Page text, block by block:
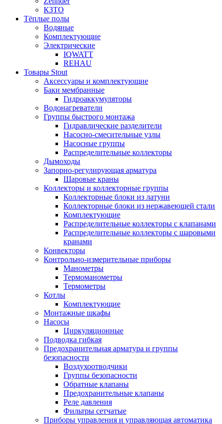
КЗТО
Тёплые полы
Водяные
Комплектующие
Электрические
IQWATT
REHAU
Товары Stout
Аксессуары и комплектующие
Баки мембранные
Гидроаккумуляторы
Водонагреватели
Группы быстрого монтажа
Гидравлические разделители
Насосно-смесительные узлы
Насосные группы
Распределительные коллекторы
Дымоходы
Запорно-регулирующая арматура
Шаровые краны
Коллекторы и коллекторные группы
Коллекторные блоки из латуни
Коллекторные блоки из нержавеющей стали
Комплектующие
Распределительные коллекторы с клапанами
Распределительные коллекторы с шаровыми
кранами
Конвекторы
Контрольно-измерительные приборы
Манометры
Термоманометры
Термометры
Котлы
Комплектующие
Монтажные шкафы
Насосы
Циркуляционные
Подводка гибкая
Предохранительная арматура и группы
безопасности
Воздухоотводчики
Группы безопасности
Обратные клапаны
Предохранительные клапаны
Реле давления
Фильтры сетчатые
Приборы управления и управляющая автоматика